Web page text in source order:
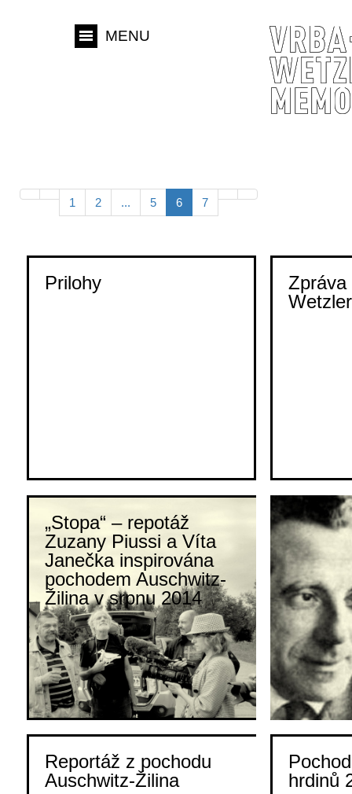
MENU
1 2 ... 5 6 7
Prilohy
Zpráva
„Stopa“ – repotáž
Zuzany Piussi a Víta
Janečka inspirována
pochodem Auschwitz-
Žilina v srpnu 2014
Reportáž z pochodu
Auschwitz-Žilina
hrdinů